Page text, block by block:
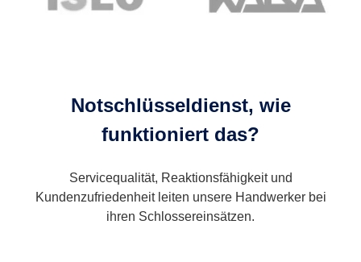
Notschlüsseldienst, wie
funktioniert das?
Servicequalität, Reaktionsfähigkeit und
Kundenzufriedenheit leiten unsere Handwerker bei
ihren Schlossereinsätzen.